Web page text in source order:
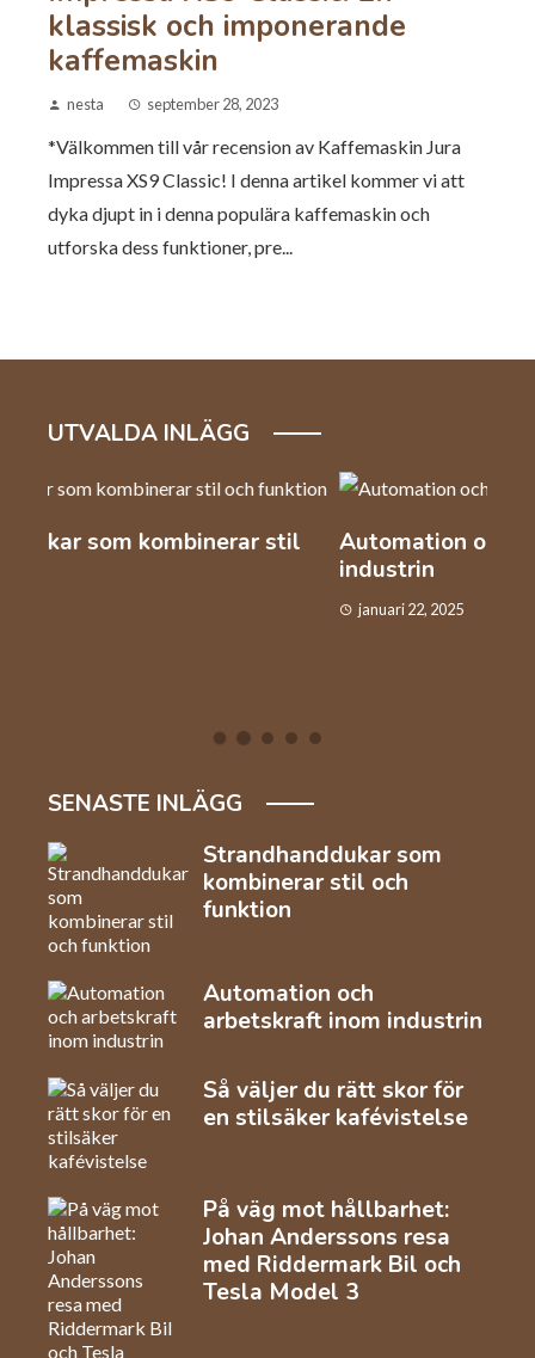
klassisk och imponerande
kaffemaskin
nesta september 28, 2023
*Välkommen till vår recension av Kaffemaskin Jura
Impressa XS9 Classic! I denna artikel kommer vi att
dyka djupt in i denna populära kaffemaskin och
utforska dess funktioner, pre...
UTVALDA INLÄGG
Automation och arbetskraft inom
SENASTE INLÄGG
Strandhanddukar som
kombinerar stil och
funktion
Automation och
arbetskraft inom industrin
Så väljer du rätt skor för
en stilsäker kafévistelse
På väg mot hållbarhet:
Johan Anderssons resa
med Riddermark Bil och
Tesla Model 3